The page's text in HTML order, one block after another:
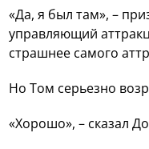
«Да, я был там», –
управляющий
страшнее самого
Но Том серьезно
«Хорошо», – сказал